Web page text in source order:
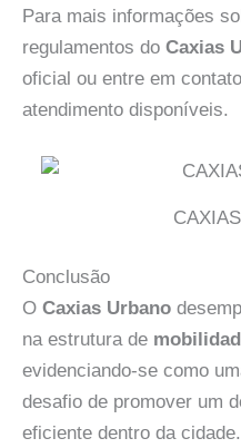
Para mais informações
regulamentos do Caxias
oficial ou entre em
atendimento disponíveis.
Conclusão
O Caxias Urbano
na estrutura de
evidenciando-se como
desafio de promover um
eficiente dentro da